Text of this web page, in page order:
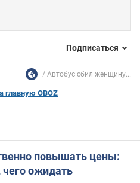
Подписаться
Автобус сбил женщину...
главную OBOZ
повышать цены:
чего ожидать